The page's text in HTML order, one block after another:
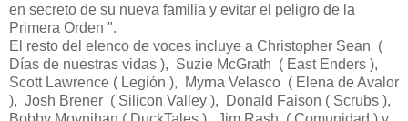
en secreto de su nueva familia y evitar el peligro de la
Primera Orden ".
El resto del elenco de voces incluye a Christopher Sean (
Días de nuestras vidas ), Suzie McGrath ( East Enders ),
Scott Lawrence ( Legión ), Myrna Velasco ( Elena de Avalor
), Josh Brener ( Silicon Valley ), Donald Faison ( Scrubs ),